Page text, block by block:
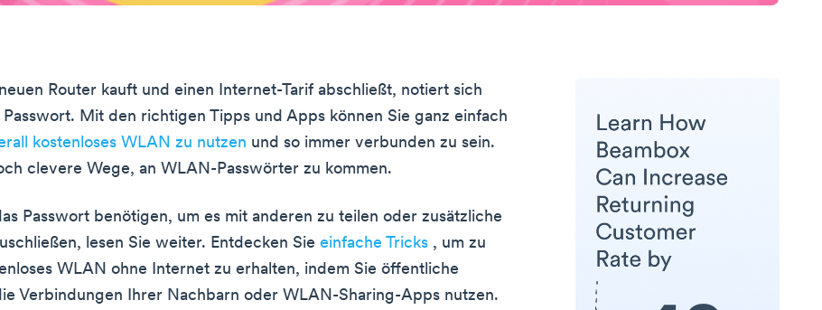
Router kauft und einen Internet-Tarif abschließt, notiert sich
Passwort. Mit den richtigen Tipps und Apps können Sie ganz einfach
kostenloses WLAN zu nutzen und so immer verbunden zu sein.
clevere Wege, an WLAN-Passwörter zu kommen.
Passwort benötigen, um es mit anderen zu teilen oder zusätzliche
lesen Sie weiter. Entdecken Sie einfache Tricks , um zu
WLAN ohne Internet zu erhalten, indem Sie öffentliche
Verbindungen Ihrer Nachbarn oder WLAN-Sharing-Apps nutzen.